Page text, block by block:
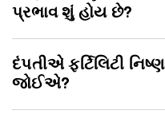
પ્રભાવ શું હોય છે?
દંપતીએ ફર્ટિલિટી
જોઈએ?